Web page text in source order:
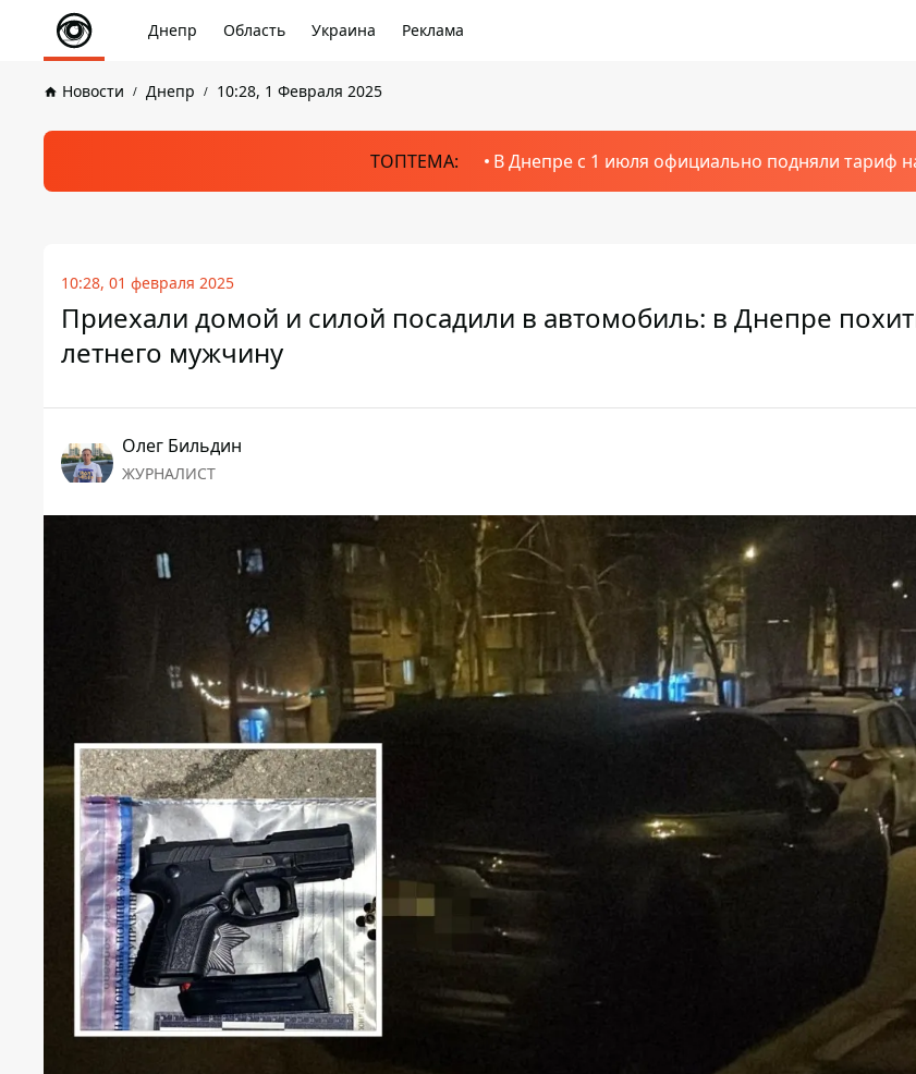
Днепр Область Украина Реклама
Новости Днепр 10:28, 1 Февраля 2025
ТОПТЕМА: В Днепре с 1 июля официально подняли тариф
10:28, 01 февраля 2025
Приехали домой и силой посадили в автомобиль: в Днепре
летнего мужчину
Олег Бильдин
ЖУРНАЛИСТ